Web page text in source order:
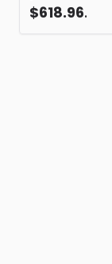
$618.96.